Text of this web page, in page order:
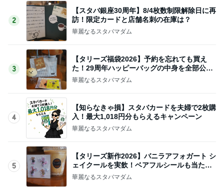
2
【スタバ銀座30周年】8/4枚数制限解除日に再
訪！限定カードと店舗名刺の在庫は？
華麗なるスタバマダム
3
【タリーズ福袋2026】予約を忘れても買え
た！29周年ハッピーバッグの中身を全部公開
8/5～
華麗なるスタバマダム
4
【知らなきゃ損】スタバカードを夫婦で2枚購
入！最大1,018円分もらえるキャンペーン
華麗なるスタバマダム
5
【タリーズ新作2026】バニラアフォガート シ
ェイクールを実飲！ベアフルシールも当たっ
た！
華麗なるスタバマダム